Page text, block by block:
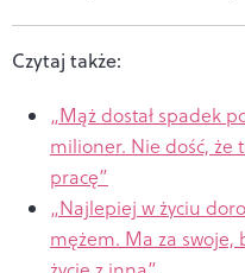
Czytaj także:
„Mąż dostał spadek
milioner. Nie dość, że
pracę”
„Najlepiej w życiu
mężem. Ma za swoje,